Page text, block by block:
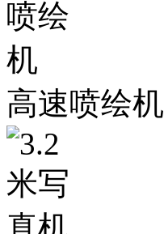
高速喷绘机